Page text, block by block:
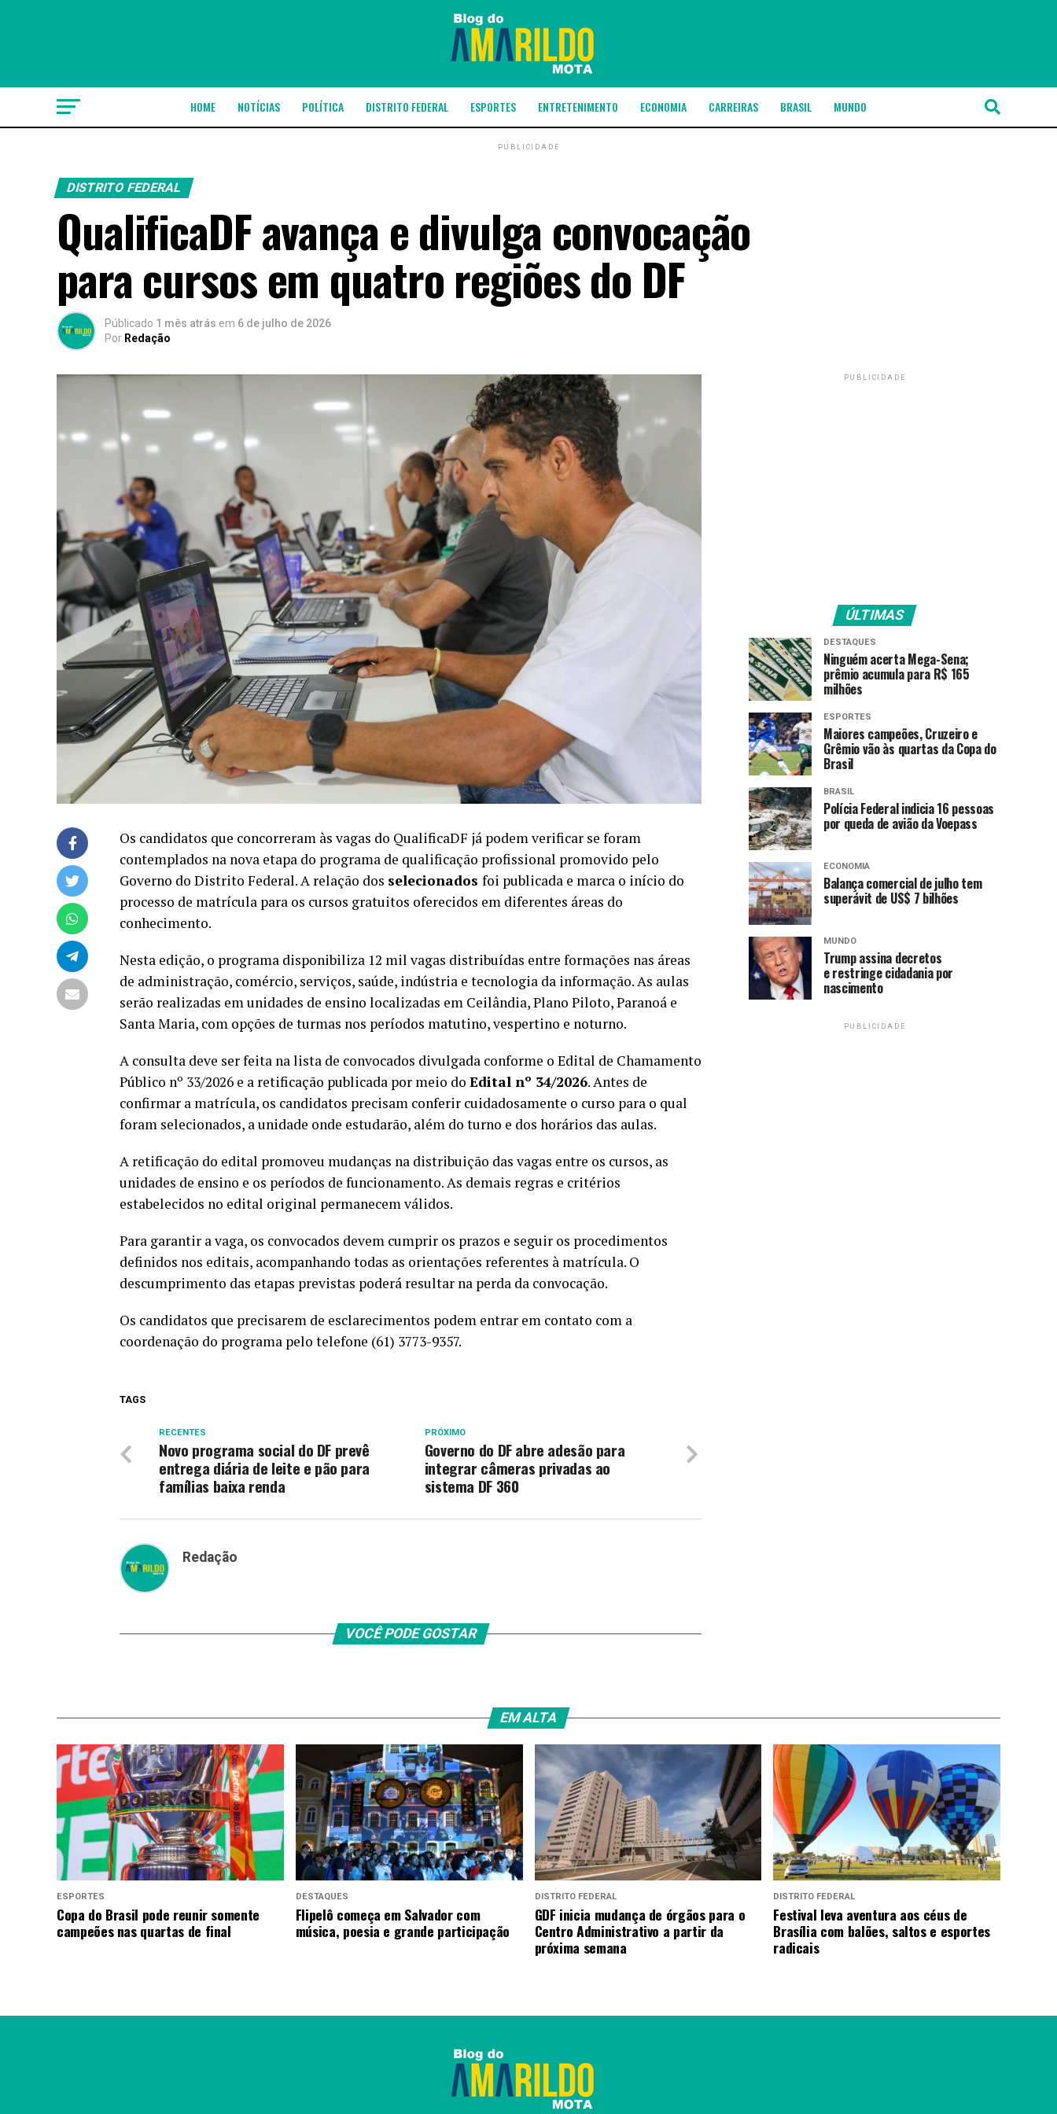
HOME NOTÍCIAS POLÍTICA DISTRITO FEDERAL ESPORTES ENTRETENIMENTO ECONOMIA CARREIRAS BRASIL MUNDO
PUBLICIDADE
DISTRITO FEDERAL
QualificaDF avança e divulga convocação
para cursos em quatro regiões do DF
Públicado 1 mês atrás em 6 de julho de 2026
Por Redação
Os candidatos que concorreram às vagas do QualificaDF já podem verificar se foram
contemplados na nova etapa do programa de qualificação profissional promovido pelo
Governo do Distrito Federal. A relação dos selecionados foi publicada e marca o início do
processo de matrícula para os cursos gratuitos oferecidos em diferentes áreas do
conhecimento.
Nesta edição, o programa disponibiliza 12 mil vagas distribuídas entre formações nas áreas
de administração, comércio, serviços, saúde, indústria e tecnologia da informação. As aulas
serão realizadas em unidades de ensino localizadas em Ceilândia, Plano Piloto, Paranoá e
Santa Maria, com opções de turmas nos períodos matutino, vespertino e noturno.
A consulta deve ser feita na lista de convocados divulgada conforme o Edital de Chamamento
Público nº 33/2026 e a retificação publicada por meio do Edital nº 34/2026. Antes de
confirmar a matrícula, os candidatos precisam conferir cuidadosamente o curso para o qual
foram selecionados, a unidade onde estudarão, além do turno e dos horários das aulas.
A retificação do edital promoveu mudanças na distribuição das vagas entre os cursos, as
unidades de ensino e os períodos de funcionamento. As demais regras e critérios
estabelecidos no edital original permanecem válidos.
Para garantir a vaga, os convocados devem cumprir os prazos e seguir os procedimentos
definidos nos editais, acompanhando todas as orientações referentes à matrícula. O
descumprimento das etapas previstas poderá resultar na perda da convocação.
Os candidatos que precisarem de esclarecimentos podem entrar em contato com a
coordenação do programa pelo telefone (61) 3773-9357.
TAGS
PRÓXIMO
Governo do DF abre adesão para
integrar câmeras privadas ao
sistema DF 360
RECENTES
Novo programa social do DF prevê
entrega diária de leite e pão para
famílias baixa renda
Redação
VOCÊ PODE GOSTAR
PUBLICIDADE
ÚLTIMAS
DESTAQUES
Ninguém acerta Mega-Sena;
prêmio acumula para R$ 165
milhões
ESPORTES
Maiores campeões, Cruzeiro e
Grêmio vão às quartas da Copa do
Brasil
BRASIL
Polícia Federal indicia 16 pessoas
por queda de avião da Voepass
ECONOMIA
Balança comercial de julho tem
superávit de US$ 7 bilhões
MUNDO
Trump assina decretos
e restringe cidadania por
nascimento
PUBLICIDADE
EM ALTA
ESPORTES
Copa do Brasil pode reunir somente
campeões nas quartas de final
DESTAQUES
Flipelô começa em Salvador com
música, poesia e grande participação
DISTRITO FEDERAL
GDF inicia mudança de órgãos para o
Centro Administrativo a partir da
próxima semana
DISTRITO FEDERAL
Festival leva aventura aos céus de
Brasília com balões, saltos e esportes
radicais